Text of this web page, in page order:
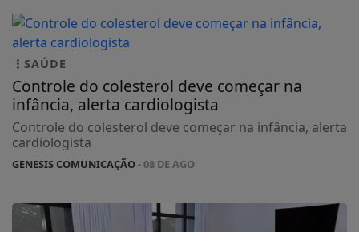
SAÚDE
Controle do colesterol deve começar na
infância, alerta cardiologista
Controle do colesterol deve começar na infância, alerta
cardiologista
GENESIS COMUNICAÇÃO- 08 DE AGO